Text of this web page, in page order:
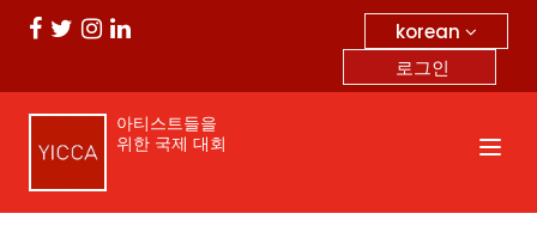
korean
로그인
아티스트들을
위한 국제 대회